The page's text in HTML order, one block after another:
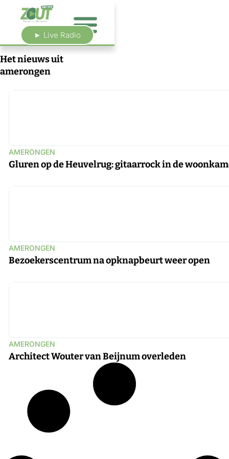
► Live Radio
Het nieuws uit
amerongen
AMERONGEN
Gluren op de Heuvelrug: gitaarrock in de
AMERONGEN
Bezoekerscentrum na opknapbeurt weer open
AMERONGEN
Architect Wouter van Beijnum overleden